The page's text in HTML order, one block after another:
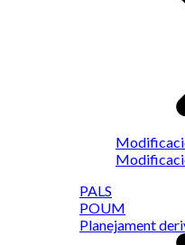
PALS
POUM
Planejament